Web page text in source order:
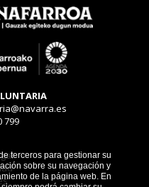
terceros para gestionar su
sobre su navegación y
de la página web. En
799